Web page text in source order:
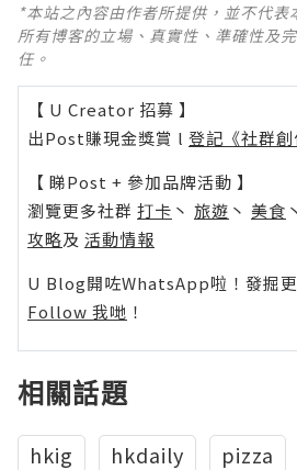
*本站之內容由作者所提供，並不代
所有博客的立場、真實性、準確性及
任。
【 U Creator 招募 】
出Post賺現金獎賞 l 登記《社群創
【 睇Post + 參加品牌活動 】
瀏覽更多社群 打卡 丶 旅遊 丶 美食 丶
攻略及 活動情報
U Blog開咗WhatsApp啦！發掘更
Follow 我哋 ！
相關話題
hkig hkdaily pizza